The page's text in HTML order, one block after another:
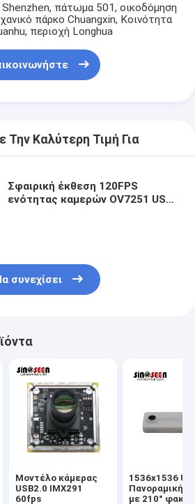
Shenzhen, πάτωμα 501, οικοδόμηση
πάρκο Chuangxin, Κοινότητα
περιοχή Longhua
Την Καλύτερη Τιμή Για
Σφαιρική έκθεση 120FPS
ενότητας καμερών OV7251 USB
συνεχίσει
Μοντέλο κάμερας
USB2.0 IMX291
60fps
1536x1536
Πανοραμική
με 210° φακό